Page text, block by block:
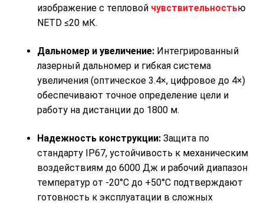
изображение с тепловой чувствительностью
NETD ≤20 мК.
Дальномер и увеличение: Интегрированный
лазерный дальномер и гибкая система
увеличения (оптическое 3.4×, цифровое до 4×)
обеспечивают точное определение цели и
работу на дистанции до 1800 м.
Надежность конструкции: Защита по
стандарту IP67, устойчивость к механическим
воздействиям до 6000 Дж и рабочий диапазон
температур от -20°C до +50°C подтверждают
готовность к эксплуатации в сложных